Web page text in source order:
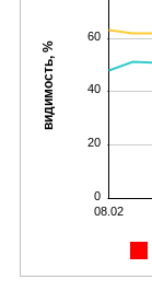
0
20
40
60
08.02
видимость, %